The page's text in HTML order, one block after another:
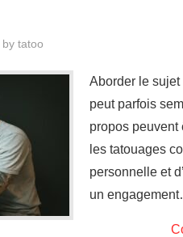
by tatoo
Aborder le
peut parfois
propos peuvent
les tatouages
personnelle et
un